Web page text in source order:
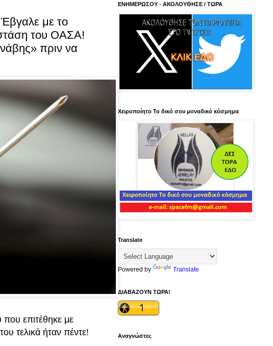
με το
του ΟΑΣΑ!
πριν να
που επιτέθηκε με
τελικά ήταν πέντε!
ΕΝΗΜΕΡΩΣΟΥ - ΑΚΟΛΟΥΘΗΣΕ / ΤΩΡΑ
Χειροποίητο Το δικό σου μοναδικό κόσμημα
Translate
Powered by Translate
ΔΙΑΒΑΖΟΥΝ ΤΩΡΑ!
Αναγνώστες